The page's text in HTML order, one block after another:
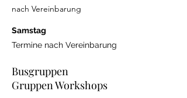
nach Vereinbarung
Samstag
Termine nach Vereinbarung
Busgruppen
Gruppen Workshops